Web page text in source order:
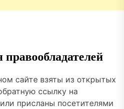
сайте взяты из открытых
ссылку на
присланы посетителями